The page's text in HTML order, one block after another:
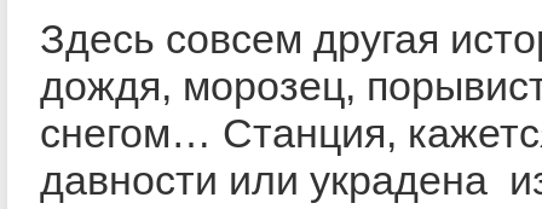
Здесь совсем другая
дождя, морозец,
снегом… Станция,
давности или украдена